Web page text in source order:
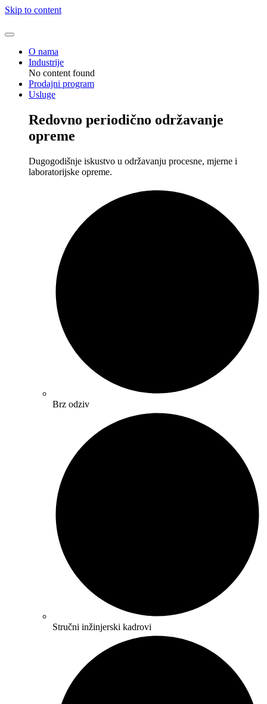
Skip to content
O nama
Industrije
No content found
Prodajni program
Usluge
Redovno periodično održavanje
opreme
Dugogodišnje iskustvo u održavanju procesne, mjerne i
laboratorijske opreme.
Brz odziv
Stručni inžinjerski kadrovi